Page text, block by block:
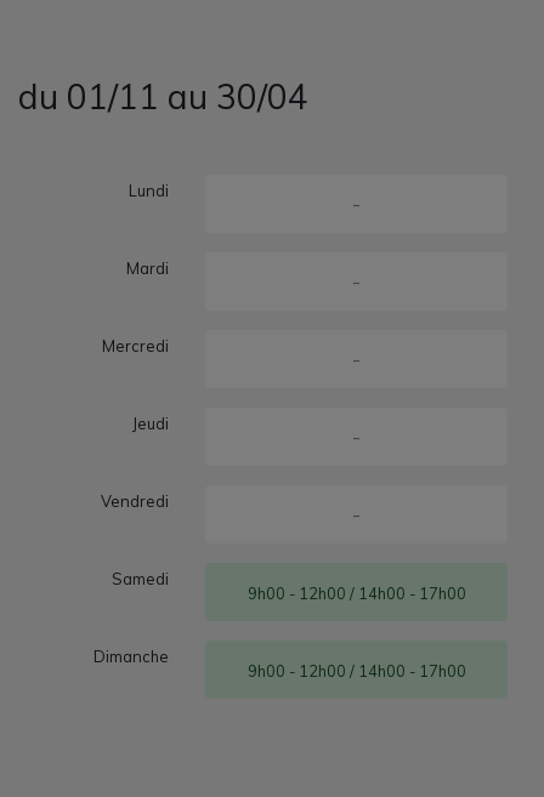
du 01/11 au 30/04
Lundi
-
Mardi
-
Mercredi
-
Jeudi
-
Vendredi
-
Samedi
9h00 - 12h00 / 14h00 - 17h00
Dimanche
9h00 - 12h00 / 14h00 - 17h00